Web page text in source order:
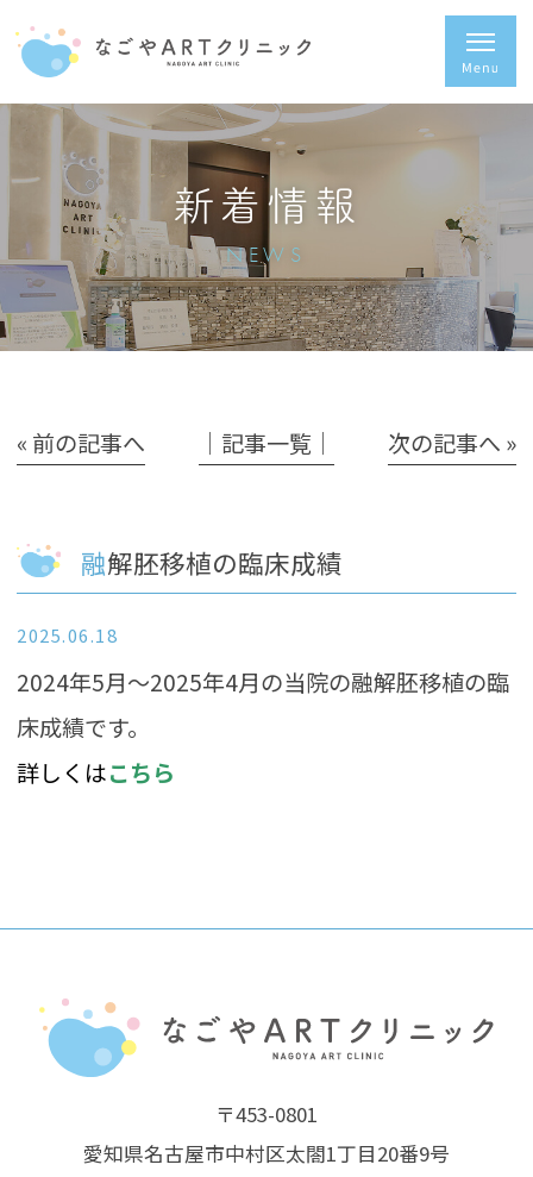
新着情報
NEWS
« 前の記事へ │記事一覧│ 次の記事へ »
融解胚移植の臨床成績
2025.06.18
2024年5月～2025年4月の当院の融解胚移植の臨
床成績です。
詳しくはこちら
〒453-0801
愛知県名古屋市中村区太閤1丁目20番9号